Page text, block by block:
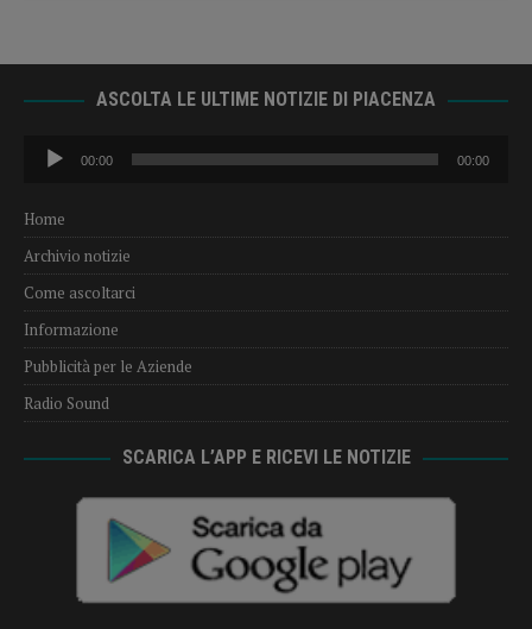
ASCOLTA LE ULTIME NOTIZIE DI PIACENZA
Audio
Player
00:00 00:00
Home
Archivio notizie
Come ascoltarci
Informazione
Pubblicità per le Aziende
Radio Sound
SCARICA L’APP E RICEVI LE NOTIZIE